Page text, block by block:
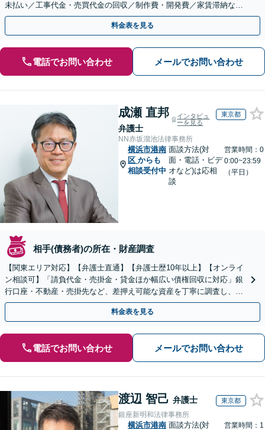
未払い／工事代金・売買代金の回収／制作費・開発費／家賃滞納な
ど、事業活動で発生するあらゆる債権回収に実績あり
料金表を見る
電話でお問い合わせ メールでお問い合わせ
成瀬 直邦
弁護士
インタビュ
ーを見る
東京都
NN赤坂溜池法律事務所
横浜市港南
区 からも
相談受付中
面談方法(対
面・電話・ビデ
オなど)は応相
談
営業時間：0
0:00~23:59
（平日）
相手(債務者)の所在・財産調査
【関東エリア対応】【弁護士直通】【弁護士歴10年以上】【オンライ
ン相談可】「請負代金・売掛金・貸金ほか幅広い債権回収に対応」銀
行口座・不動産・売掛先など、差押え可能な資産を丁寧に調査し、効
果的な手続きを選択します【休日・夜間相談可】
料金表を見る
電話でお問い合わせ メールでお問い合わせ
渡辺 智己 弁護士 東京都
銀座新明和法律事務所
横浜市港南 面談方法(対
営業時間：1